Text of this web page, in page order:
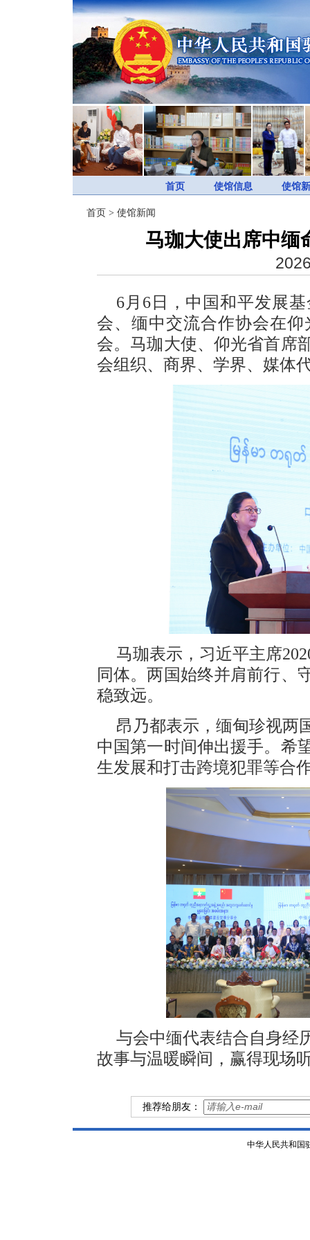
首页 使馆信息 使馆
首页 > 使馆新闻
马珈大使出席中缅
6月6日，中国和平发展
会、缅中交流合作协会在
会。马珈大使、仰光省首席
会组织、商界、学界、媒体
马珈表示，习近平主席
同体。两国始终并肩前行、
稳致远。
昂乃都表示，缅甸珍视两
中国第一时间伸出援手。希
生发展和打击跨境犯罪等合
与会中缅代表结合自身经
故事与温暖瞬间，赢得现场
推荐给朋友：
中华人民共和国